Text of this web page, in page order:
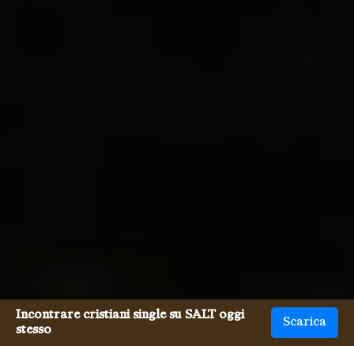
Incontrare cristiani single su SALT oggi
stesso
Scarica